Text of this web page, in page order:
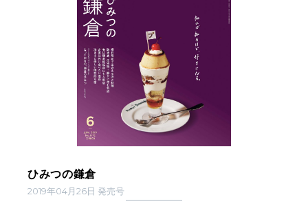
ひみつの鎌倉
2019年04月26日 発売号